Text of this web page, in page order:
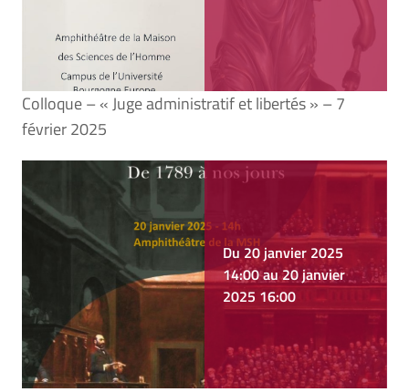
Colloque – « Juge administratif et libertés » – 7
février 2025
Du 20 janvier 2025
14:00 au 20 janvier
2025 16:00